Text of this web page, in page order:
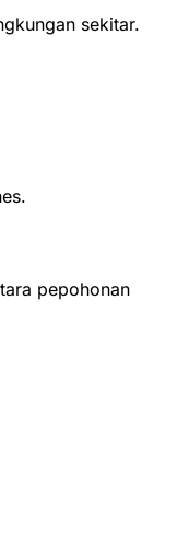
sekitar.
pepohonan